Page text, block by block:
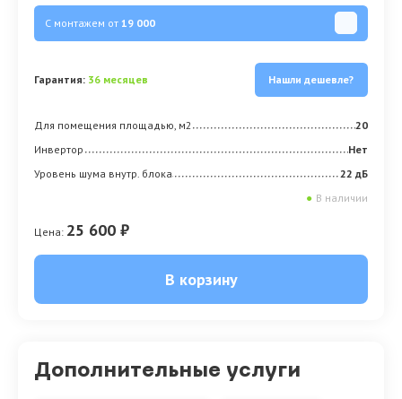
С монтажем от19 000
Гарантия: 36 месяцев Нашли дешевле?
Для помещения площадью, м2
20
Инвертор
Нет
Уровень шума внутр. блока
22 дБ
● В наличии
Цена: 25 600 ₽
В корзину
Дополнительные услуги